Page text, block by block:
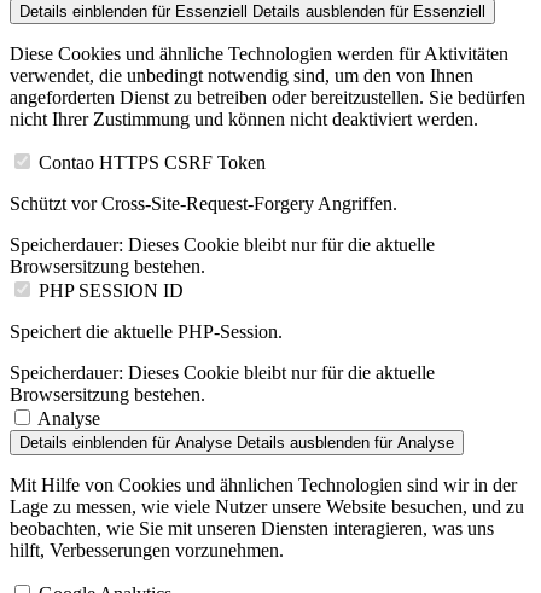
Details einblenden für Essenziell Details ausblenden für Essenziell
Diese Cookies und ähnliche Technologien werden für Aktivitäten
verwendet, die unbedingt notwendig sind, um den von Ihnen
angeforderten Dienst zu betreiben oder bereitzustellen. Sie bedürfen
nicht Ihrer Zustimmung und können nicht deaktiviert werden.
Contao HTTPS CSRF Token
Schützt vor Cross-Site-Request-Forgery Angriffen.
Speicherdauer: Dieses Cookie bleibt nur für die aktuelle
Browsersitzung bestehen.
PHP SESSION ID
Speichert die aktuelle PHP-Session.
Speicherdauer: Dieses Cookie bleibt nur für die aktuelle
Browsersitzung bestehen.
Analyse
Details einblenden für Analyse Details ausblenden für Analyse
Mit Hilfe von Cookies und ähnlichen Technologien sind wir in der
Lage zu messen, wie viele Nutzer unsere Website besuchen, und zu
beobachten, wie Sie mit unseren Diensten interagieren, was uns
hilft, Verbesserungen vorzunehmen.